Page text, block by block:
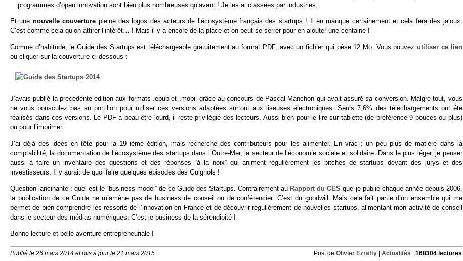
programmes d’open innovation sont bien plus nombreuses qu’avant ! Je les ai classées par industries.
Et une nouvelle couverture pleine des logos des acteurs de l’écosystème français des startups ! Il en manque certainement et cela fera des jaloux.
C’est comme cela qu’on attirer l’intérêt… ! Mais il y a encore de la place et on peut se serrer pour en ajouter une centaine !
Comme d’habitude, le Guide des Startups est téléchargeable gratuitement au format PDF, avec un fichier qui pèse 12 Mo. Vous pouvezutiliser ce lien
ou cliquer sur la couverture ci-dessous :
J’avais publié la précédente édition aux formats .epub et .mobi, grâce au concours de Pascal Manchon qui avait assuré sa conversion. Malgré tout, vous
ne vous bousculez pas au portillon pour utiliser ces versions adaptées surtout aux liseuses électroniques. Seuls 7,6% des téléchargements ont été
réalisés dans ces versions. Le PDF a beau être lourd, il reste privilégié des lecteurs. Aussi bien pour le lire sur tablette (de préférence 9 pouces ou plus)
ou pour l’imprimer.
J’ai déjà des idées en tête pour la 19 ième édition, mais recherche des contributeurs pour les alimenter. En vrac : un peu plus de matière dans la
comptabilité, la documentation de l’écosystème des startups dans l’Outre-Mer, le secteur de l’économie sociale et solidaire. Dans le plus léger, je penser
aussi à faire un inventaire des questions et des réponses “à la noix” qui animent régulièrement les pitches de startups devant des jurys et des
investisseurs. Il y aurait de quoi faire quelques épisodes des Guignols !
Question lancinante : quel est le “business model” de ce Guide des Startups. Contrairement au Rapport du CES que je publie chaque année depuis 2006,
la publication de ce Guide ne m’amène pas de business de conseil ou de conférencier. C’est du goodwill. Mais cela fait partie d’un ensemble qui me
permet de bien comprendre les ressorts de l’innovation en France et de découvrir régulièrement de nouvelles startups, alimentant mon activité de conseil
dans le secteur des médias numériques. C’est le business de la sérendipité !
Bonne lecture et belle aventure entrepreneuriale !
Publié le 26 mars 2014 et mis à jour le 21 mars 2015 Post de Olivier Ezratty| Actualités 168304 lectures